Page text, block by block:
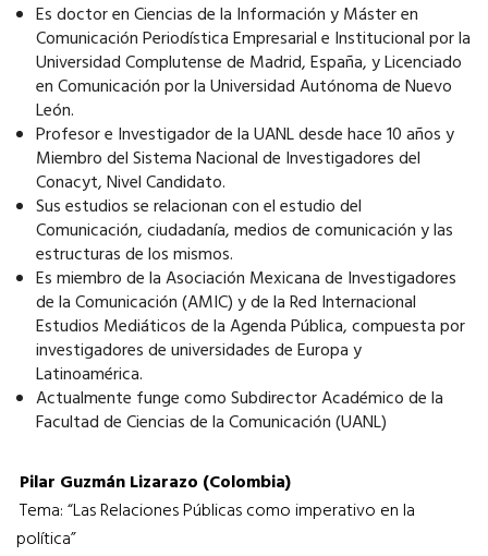
Es doctor en Ciencias de la Información y Máster en
Comunicación Periodística Empresarial e Institucional por la
Universidad Complutense de Madrid, España, y Licenciado
en Comunicación por la Universidad Autónoma de Nuevo
León.
Profesor e Investigador de la UANL desde hace 10 años y
Miembro del Sistema Nacional de Investigadores del
Conacyt, Nivel Candidato.
Sus estudios se relacionan con el estudio del
Comunicación, ciudadanía, medios de comunicación y las
estructuras de los mismos.
Es miembro de la Asociación Mexicana de Investigadores
de la Comunicación (AMIC) y de la Red Internacional
Estudios Mediáticos de la Agenda Pública, compuesta por
investigadores de universidades de Europa y
Latinoamérica.
Actualmente funge como Subdirector Académico de la
Facultad de Ciencias de la Comunicación (UANL)
Pilar Guzmán Lizarazo (Colombia)
Tema: “Las Relaciones Públicas como imperativo en la
política”